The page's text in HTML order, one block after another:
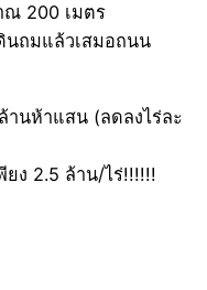
ณ 200 เมตร
นถมแล้วเสมอถนน
านห้าแสน (ลดลงไร่ละ
ยง 2.5 ล้าน/ไร่!!!!!!